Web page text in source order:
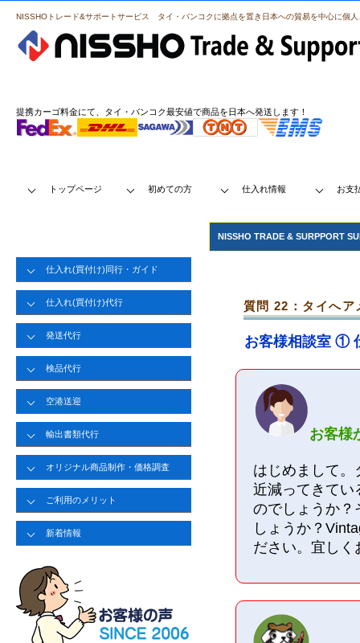
NISSHOトレード&サポートサービス タイ・バンコクに拠点を置き日本への貿易を中心に個
提携カーゴ料金にて、タイ・バンコク最安値で商品を日本へ発送します！
NISSHO TRADE & SURPPORT
質問 22：タイへ
お客様相談室 ①
お客様
はじめまして。
近減ってきてい
のでしょうか？
しょうか？
ださい。宜しく
トップページ 初めての方 仕入れ情報 お支
仕入れ(買付け)同行・ガイド
仕入れ(買付け)代行
発送代行
検品代行
空港送迎
輸出書類代行
オリジナル商品制作・価格調査
ご利用のメリット
新着情報